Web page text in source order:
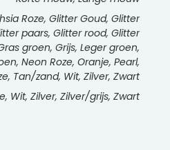
Roze, Glitter Goud, Glitter
paars, Glitter rood, Glitter
groen, Grijs, Leger groen,
Neon Roze, Oranje, Pearl,
Tan/zand, Wit, Zilver, Zwart
Wit, Zilver, Zilver/grijs, Zwart